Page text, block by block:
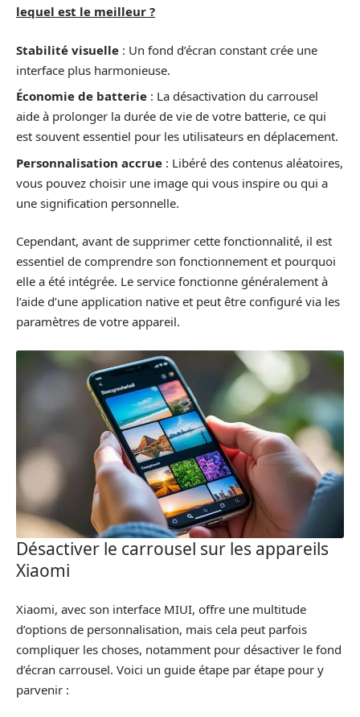
lequel est le meilleur ?
Stabilité visuelle : Un fond d’écran constant crée une
interface plus harmonieuse.
Économie de batterie : La désactivation du carrousel
aide à prolonger la durée de vie de votre batterie, ce qui
est souvent essentiel pour les utilisateurs en déplacement.
Personnalisation accrue : Libéré des contenus aléatoires,
vous pouvez choisir une image qui vous inspire ou qui a
une signification personnelle.
Cependant, avant de supprimer cette fonctionnalité, il est
essentiel de comprendre son fonctionnement et pourquoi
elle a été intégrée. Le service fonctionne généralement à
l’aide d’une application native et peut être configuré via les
paramètres de votre appareil.
Désactiver le carrousel sur les appareils
Xiaomi
Xiaomi, avec son interface MIUI, offre une multitude
d’options de personnalisation, mais cela peut parfois
compliquer les choses, notamment pour désactiver le fond
d’écran carrousel. Voici un guide étape par étape pour y
parvenir :